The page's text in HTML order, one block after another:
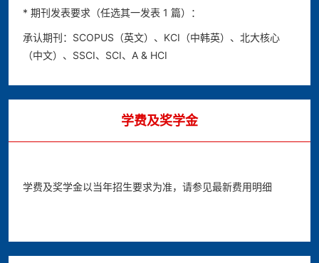
* 期刊发表要求（任选其一发表 1 篇）：
承认期刊：SCOPUS（英文）、KCI（中韩英）、北大核心
（中文）、SSCI、SCI、A & HCI
学费及奖学金
学费及奖学金以当年招生要求为准，请参见最新费用明细